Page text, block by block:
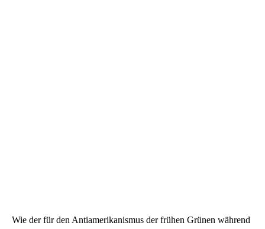
Wie der für den Antiamerikanismus der frühen Grünen während